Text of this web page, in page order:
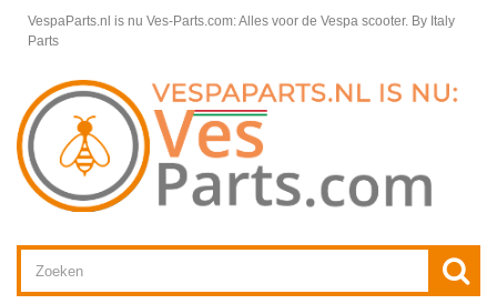
VespaParts.nl is nu Ves-Parts.com: Alles voor de Vespa scooter. By Italy
Parts